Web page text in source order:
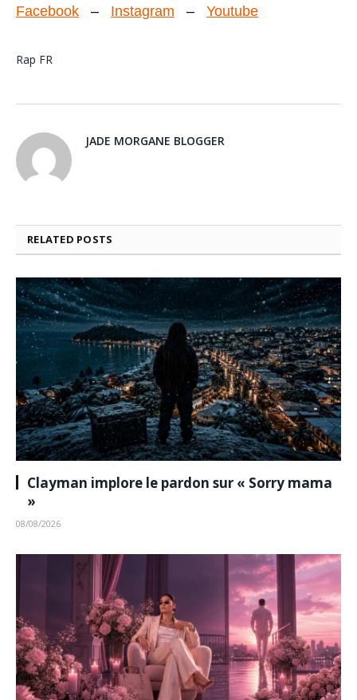
Facebook – Instagram – Youtube
Rap FR
JADE MORGANE BLOGGER
RELATED POSTS
Clayman implore le pardon sur « Sorry mama
»
08/08/2026